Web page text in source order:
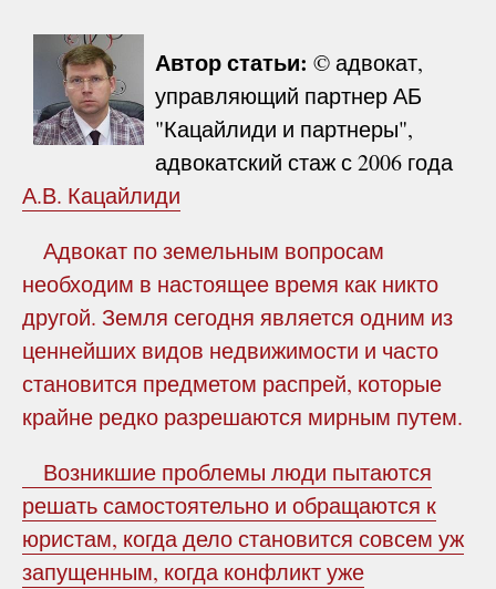
Автор статьи: © адвокат,
управляющий партнер АБ
"Кацайлиди и партнеры",
адвокатский стаж с 2006 года
А.В. Кацайлиди
Адвокат по земельным вопросам
необходим в настоящее время как никто
другой. Земля сегодня является одним из
ценнейших видов недвижимости и часто
становится предметом распрей, которые
крайне редко разрешаются мирным путем.
Возникшие проблемы люди пытаются
решать самостоятельно и обращаются к
юристам, когда дело становится совсем уж
запущенным, когда конфликт уже